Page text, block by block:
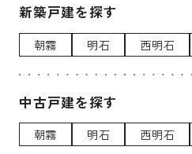
新築戸建を探す
朝霧 明石 西明石
中古戸建を探す
朝霧 明石 西明石